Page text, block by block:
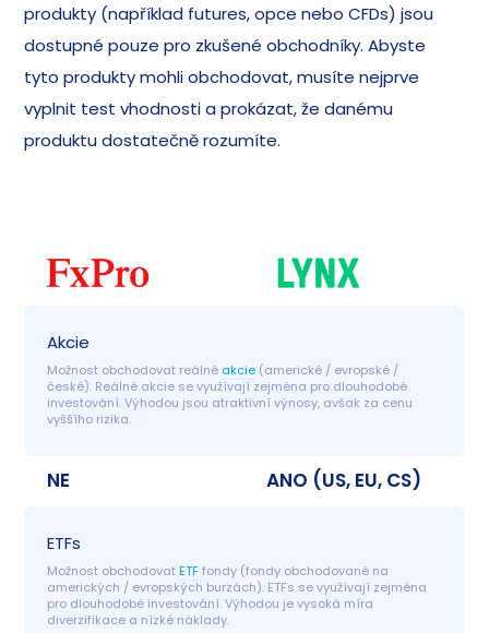
produkty (například futures, opce nebo CFDs) jsou
dostupné pouze pro zkušené obchodníky. Abyste
tyto produkty mohli obchodovat, musíte nejprve
vyplnit test vhodnosti a prokázat, že danému
produktu dostatečně rozumíte.
Akcie
Možnost obchodovat reálné akcie (americké / evropské /
české). Reálné akcie se využívají zejména pro dlouhodobé
investování. Výhodou jsou atraktivní výnosy, avšak za cenu
vyššího rizika.
NE ANO (US, EU, CS)
ETFs
Možnost obchodovat ETF fondy (fondy obchodované na
amerických / evropských burzách). ETFs se využívají zejména
pro dlouhodobé investování. Výhodou je vysoká míra
diverzifikace a nízké náklady.